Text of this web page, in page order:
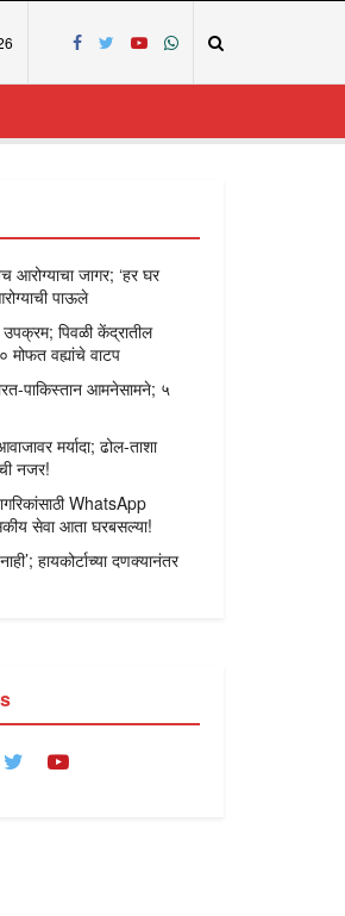
आरोग्याचा जागर; ‘हर घर
पाऊले
पिवळी केंद्रातील
मोफत वह्यांचे वाटप
पाकिस्तान आमनेसामने; ५
मर्यादा; ढोल-ताशा
नजर!
WhatsApp
सेवा आता घरबसल्या!
हायकोर्टाच्या दणक्यानंतर